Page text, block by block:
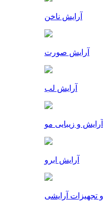
آرایش ناخن
آرایش صورت
آرایش لب
آرایش و زیبایی مو
آرایش ابرو
تجهیزات آرایشی